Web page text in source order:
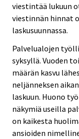
viestintää lukuun
viestinnän hinnat
laskusuunnassa.
Palvelualojen
syksyllä. Vuoden
määrän kasvu
neljänneksen
laskuun. Huono
näkymiä useilla
on kaikesta
ansioiden